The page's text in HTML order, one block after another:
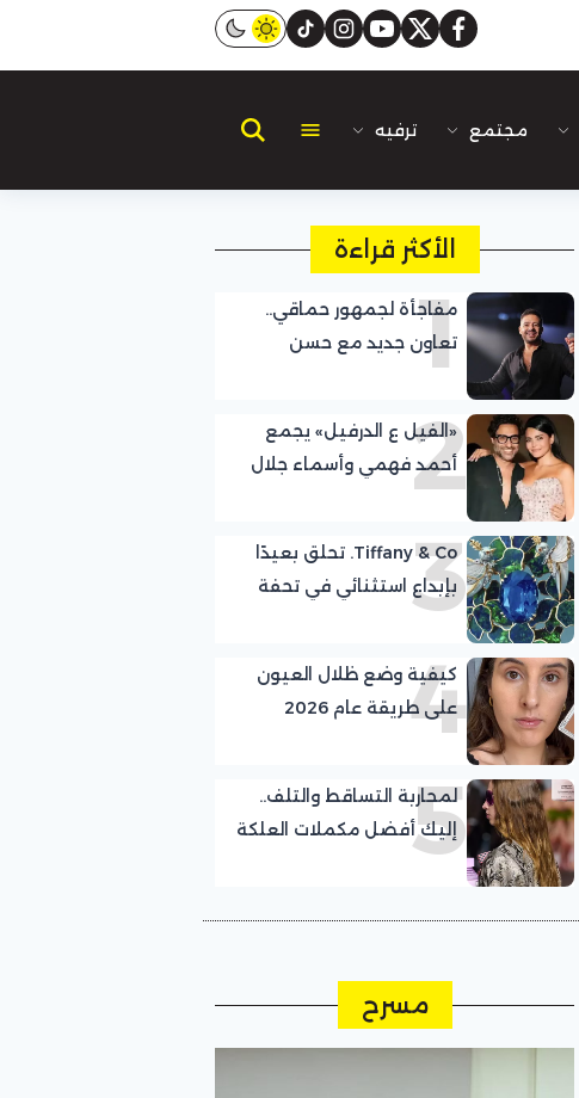
facebook
twitter
youtube
instagram
tiktok
مجتمع ترفيه
الأكثر قراءة
1
مفاجأة لجمهور حماقي..
تعاون جديد مع حسن
2
«الفيل ع الدرفيل» يجمع
أحمد فهمي وأسماء جلال
3
Tiffany & Co. تحلق بعيدًا
بإبداع استثنائي في تحفة
4
كيفية وضع ظلال العيون
على طريقة عام 2026
5
لمحاربة التساقط والتلف..
إليك أفضل مكملات العلكة
مسرح